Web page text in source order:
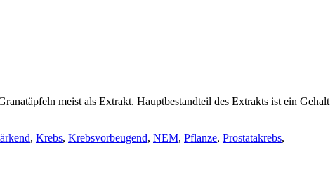
meist als Extrakt. Hauptbestandteil des Extrakts ist ein Gehalt
, Krebs, Krebsvorbeugend, NEM, Pflanze, Prostatakrebs,